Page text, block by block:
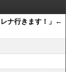
ナ行きます！」←